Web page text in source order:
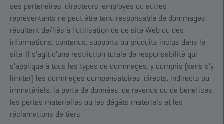
ses partenaires, directeurs, employés ou autres
représentants ne peut être tenu responsable de dommages
résultant de/liés à l'utilisation de ce site Web ou des
informations, contenus, supports ou produits inclus dans le
site. Il s'agit d'une restriction totale de responsabilité qui
s'applique à tous les types de dommages, y compris (sans s'y
limiter) les dommages compensatoires, directs, indirects ou
immatériels, la perte de données, de revenus ou de bénéfices,
les pertes matérielles ou les dégâts matériels et les
réclamations de tiers.